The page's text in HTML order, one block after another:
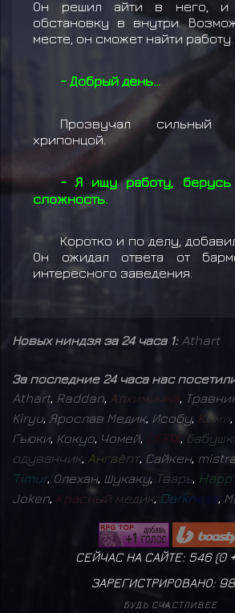
Он решил айти в него, и
обстановку в внутри.
месте, он сможет найти работу.
- Добрый день...
Прозвучал
хрипонцой.
- Я ищу работу,
сложность.
Коротко и по делу,
Он ожидал ответа от
интересного заведения.
Новых ниндзя за 24 часа 1:Athart
За последние 24 часа нас
Athart, Raddan Алхимичка
Kiryu Ярослав Медик, Исобу, Кими
Гьюки, Кокуо Чомей, DEFIX, Бабушк
одуванчик, Ангаёпт, Сайкен,
Timur, Олехан, Шукаку, Тварь Happ
Joken Красный медик, Darkness,
СЕЙЧАС НА САЙТЕ: 546 (0
ЗАРЕГИСТРИРОВАНО:
БУДЬ СЧАСТЛИВЕЕ